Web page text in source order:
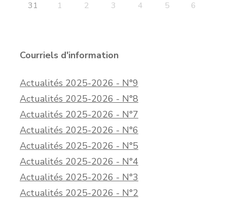
31 1 2 3 4 5 6
Courriels d'information
Actualités 2025-2026 - N°9
Actualités 2025-2026 - N°8
Actualités 2025-2026 - N°7
Actualités 2025-2026 - N°6
Actualités 2025-2026 - N°5
Actualités 2025-2026 - N°4
Actualités 2025-2026 - N°3
Actualités 2025-2026 - N°2